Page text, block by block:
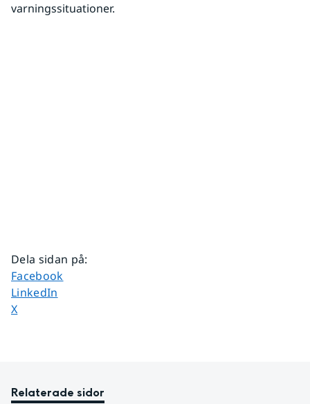
varningssituationer.
Dela sidan på:
Dela sidan på
Facebook
Dela sidan på
LinkedIn
Dela sidan på
X
Relaterade sidor